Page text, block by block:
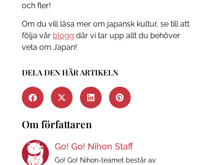
och fler!
Om du vill läsa mer om japansk kultur, se till att
följa vår blogg där vi tar upp allt du behöver
veta om Japan!
DELA DEN HÄR ARTIKELN
Om författaren
Go! Go! Nihon Staff
Go! Go! Nihon-teamet består av